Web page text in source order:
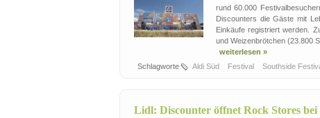
rund 60.000
Discounters die Gäste mit
Einkäufe registriert werden.
und Weizenbrötchen (23.800
weiterlesen »
Schlagworte
Aldi Süd Festival Southside
Lidl: Discounter öffnet Rock Stores